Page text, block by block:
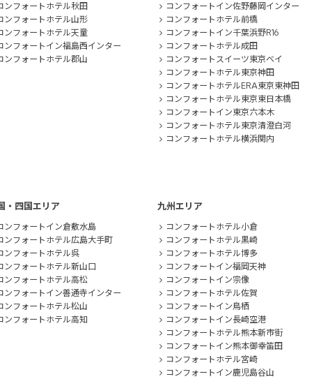
ンフォートホテル秋田
ンフォートホテル山形
ンフォートホテル天童
ンフォートイン福島西インター
ンフォートホテル郡山
コンフォートイン佐野藤岡インター
コンフォートホテル前橋
コンフォートイン千葉浜野R16
コンフォートホテル成田
コンフォートスイーツ東京ベイ
コンフォートホテル東京神田
コンフォートホテルERA東京東神田
コンフォートホテル東京東日本橋
コンフォートイン東京六本木
コンフォートホテル東京清澄白河
コンフォートホテル横浜関内
・四国エリア
ンフォートイン倉敷水島
ンフォートホテル広島大手町
ンフォートホテル呉
ンフォートホテル新山口
ンフォートホテル高松
ンフォートイン善通寺インター
ンフォートホテル松山
ンフォートホテル高知
九州エリア
コンフォートホテル小倉
コンフォートホテル黒崎
コンフォートホテル博多
コンフォートイン福岡天神
コンフォートイン宗像
コンフォートホテル佐賀
コンフォートイン鳥栖
コンフォートイン長崎空港
コンフォートホテル熊本新市街
コンフォートイン熊本御幸笛田
コンフォートホテル宮崎
コンフォートイン鹿児島谷山